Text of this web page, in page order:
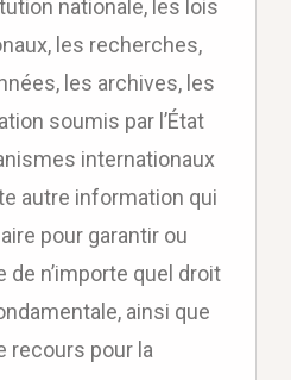
nationale, les lois
les recherches,
les archives, les
soumis par l’État
internationaux
autre information qui
pour garantir ou
de n’importe quel droit
ainsi que
recours pour la